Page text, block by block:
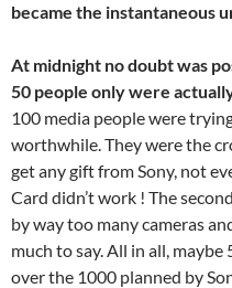
became the instantaneous
At midnight no doubt was
50 people only were
100 media people were
worthwhile. They were the
get any gift from Sony, not
Card didn’t work ! The
by way too many cameras
much to say. All in all,
over the 1000 planned by